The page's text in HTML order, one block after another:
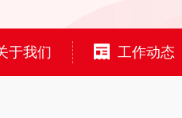
于我们 工作动态